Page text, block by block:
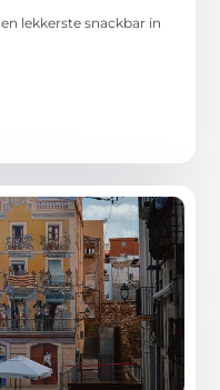
lekkerste snackbar in